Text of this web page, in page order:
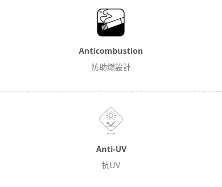
Anticombustion
防助燃設計
Anti-UV
抗UV